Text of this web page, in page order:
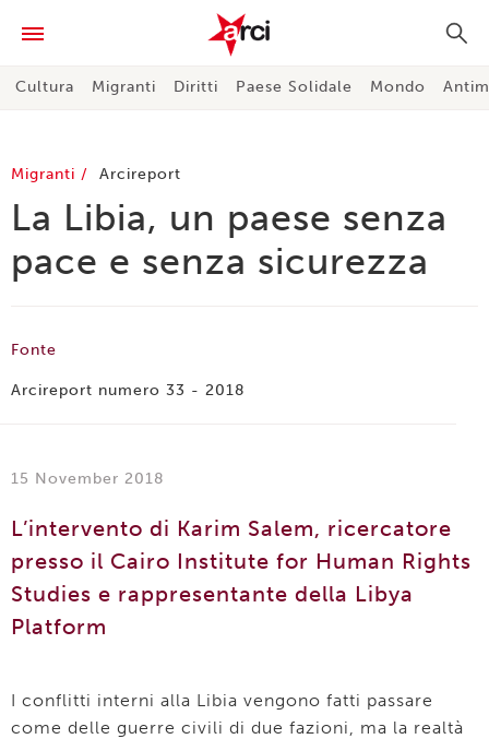
Cultura Migranti Diritti Paese Solidale Mondo
Migranti Arcireport
La Libia, un paese senza
pace e senza sicurezza
Fonte
Arcireport numero 33 - 2018
15 November 2018
L’intervento di Karim Salem, ricercatore
presso il Cairo Institute for Human Rights
Studies e rappresentante della Libya
Platform
I conflitti interni alla Libia vengono fatti passare
come delle guerre civili di due fazioni, ma la realtà